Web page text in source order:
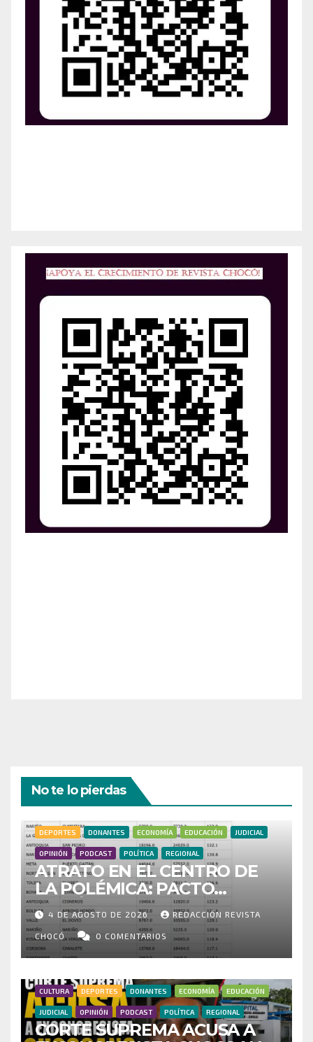
No te lo pierdas
DEPORTES DONANTES ECONOMÍA EDUCACIÓN JUDICIAL
OPINIÓN PODCAST POLÍTICA REGIONAL
ATRATO EN EL CENTRO DE
LA POLÉMICA: PACTO
HISTÓRICO CUESTIONA
CENSO ELECTORAL Y PIDE
INVESTIGAR PRESUNTO
FRAUDE
4 DE AGOSTO DE 2026 REDACCIÓN REVISTA
CHOCÓ 0 COMENTARIOS
CULTURA DEPORTES DONANTES ECONOMÍA EDUCACIÓN
JUDICIAL OPINIÓN PODCAST POLÍTICA REGIONAL
CORTE SUPREMA ACUSA A